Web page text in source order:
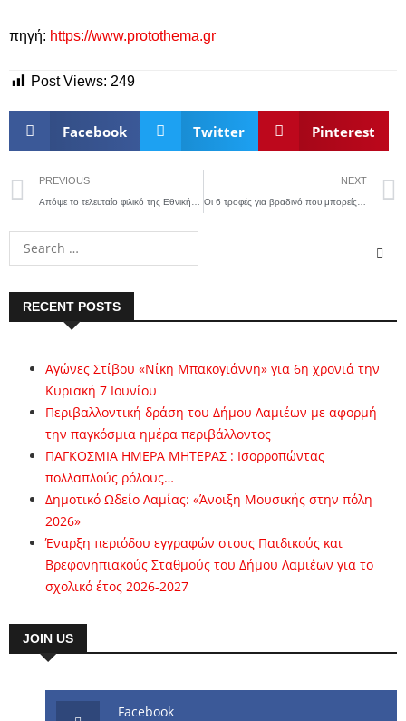
πηγή: https://www.protothema.gr
Post Views: 249
Facebook Twitter Pinterest
PREVIOUS NEXT
RECENT POSTS
Αγώνες Στίβου «Νίκη Μπακογιάννη» για 6η χρονιά την
Κυριακή 7 Ιουνίου
Περιβαλλοντική δράση του Δήμου Λαμιέων με αφορμή
την παγκόσμια ημέρα περιβάλλοντος
ΠΑΓΚΟΣΜΙΑ ΗΜΕΡΑ ΜΗΤΕΡΑΣ : Ισορροπώντας
πολλαπλούς ρόλους…
Δημοτικό Ωδείο Λαμίας: «Άνοιξη Μουσικής στην πόλη
2026»
Έναρξη περιόδου εγγραφών στους Παιδικούς και
Βρεφονηπιακούς Σταθμούς του Δήμου Λαμιέων για το
σχολικό έτος 2026-2027
JOIN US
Facebook